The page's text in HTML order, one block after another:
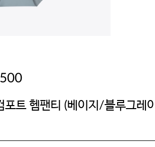
포트 헴팬티 (베이지/블루그레